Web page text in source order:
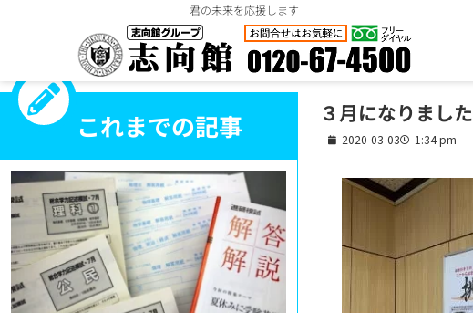
君の未来を応援します
これまでの記事 ３月になりました
2020-03-03 1:34 pm